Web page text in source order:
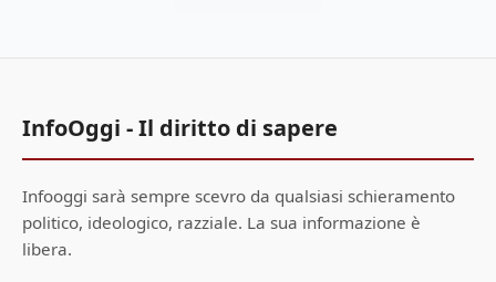
InfoOggi - Il diritto di sapere
Infooggi sarà sempre scevro da qualsiasi schieramento
politico, ideologico, razziale. La sua informazione è
libera.